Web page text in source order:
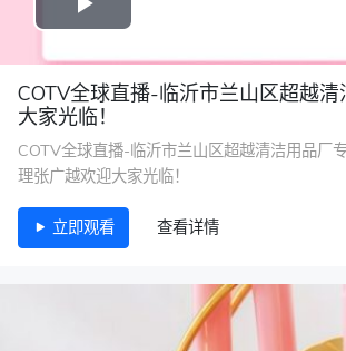
COTV全球直播-临沂市兰山区超越
大家光临！
COTV全球直播-临沂市兰山区超越清洁用品
理张广越欢迎大家光临！
立即观看 查看详情